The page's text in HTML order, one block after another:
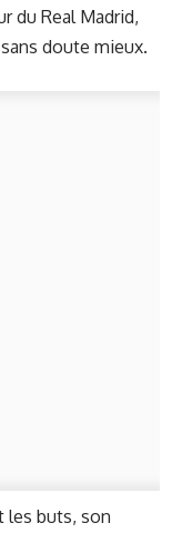
du Real Madrid,
doute mieux.
les buts, son